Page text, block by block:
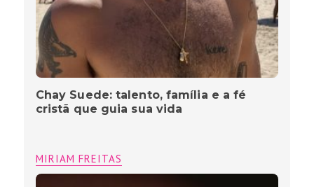
Chay Suede: talento, família e a fé
cristã que guia sua vida
MIRIAM FREITAS